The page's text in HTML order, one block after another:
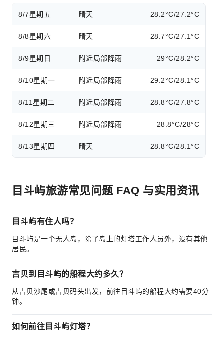
8/7星期五 晴天 28.2°C/27.2°C
8/8星期六 晴天 28.7°C/27.1°C
8/9星期日 附近局部降雨 29°C/28.2°C
8/10星期一 附近局部降雨 29.2°C/28.1°C
8/11 星期二 附近局部降雨 28.8°C/27.8°C
8/12星期三 附近局部降雨 28.8°C/28°C
8/13星期四 晴天 28.8°C/28.1°C
目斗屿旅游常见问题 FAQ 与实用资讯
目斗屿有住人吗？
目斗屿是一个无人岛，除了岛上的灯塔工作人员外，没有其他
居民。
吉贝到目斗屿的船程大约多久？
从吉贝沙尾或吉贝码头出发，前往目斗屿的船程大约需要40分
钟。
如何前往目斗屿灯塔？